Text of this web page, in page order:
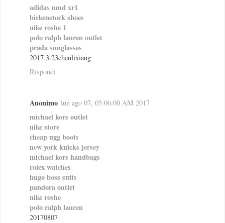
adidas nmd xr1
birkenstock shoes
nike roshe 1
polo ralph lauren outlet
prada sunglasses
2017.3.23chenlixiang
Rispondi
Anonimo lun ago 07, 05:06:00 AM 2017
michael kors outlet
nike store
cheap ugg boots
new york knicks jersey
michael kors handbags
rolex watches
hugo boss suits
pandora outlet
nike roshe
polo ralph lauren
20170807